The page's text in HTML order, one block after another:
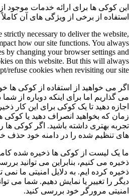
این کوکی ها برای ارائه خدمات
استفاده از برخی از ویژگی های آن
strictly necessary to deliver the website,
how our site functions. You always
by changing your browser settings and
on this website. But this will always
refuse cookies when revisiting our site.
اگر می خواهید از استفاده از کوکی ها
می گذاریم اما برای اینکه دوباره از
اجازه دهید تا یک کوکی برای این کار
زمان که بخواهید انصراف دهید یا کوکی
تجربه بهتری داشته باشید. اگر کوکی ها
های تنظیم شده را در دامنه خود حذف
ما یک لیست از کوکی ها ذخیره شده
ذخیره می کنیم، بنابراین می توانید
ذخیره کرده ایم. به دلایل امنیتی ما
دیگر را تغییر یا نمایش دهیم. شما می
امنیتی مرورگر خود بررسی کنید.